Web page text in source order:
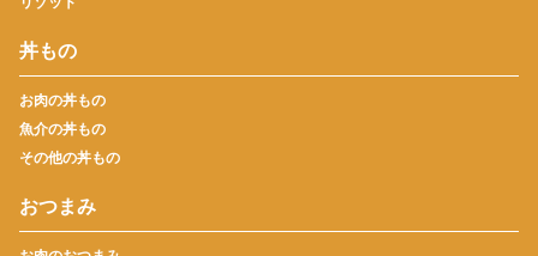
丼もの
お肉の丼もの
魚介の丼もの
その他の丼もの
おつまみ